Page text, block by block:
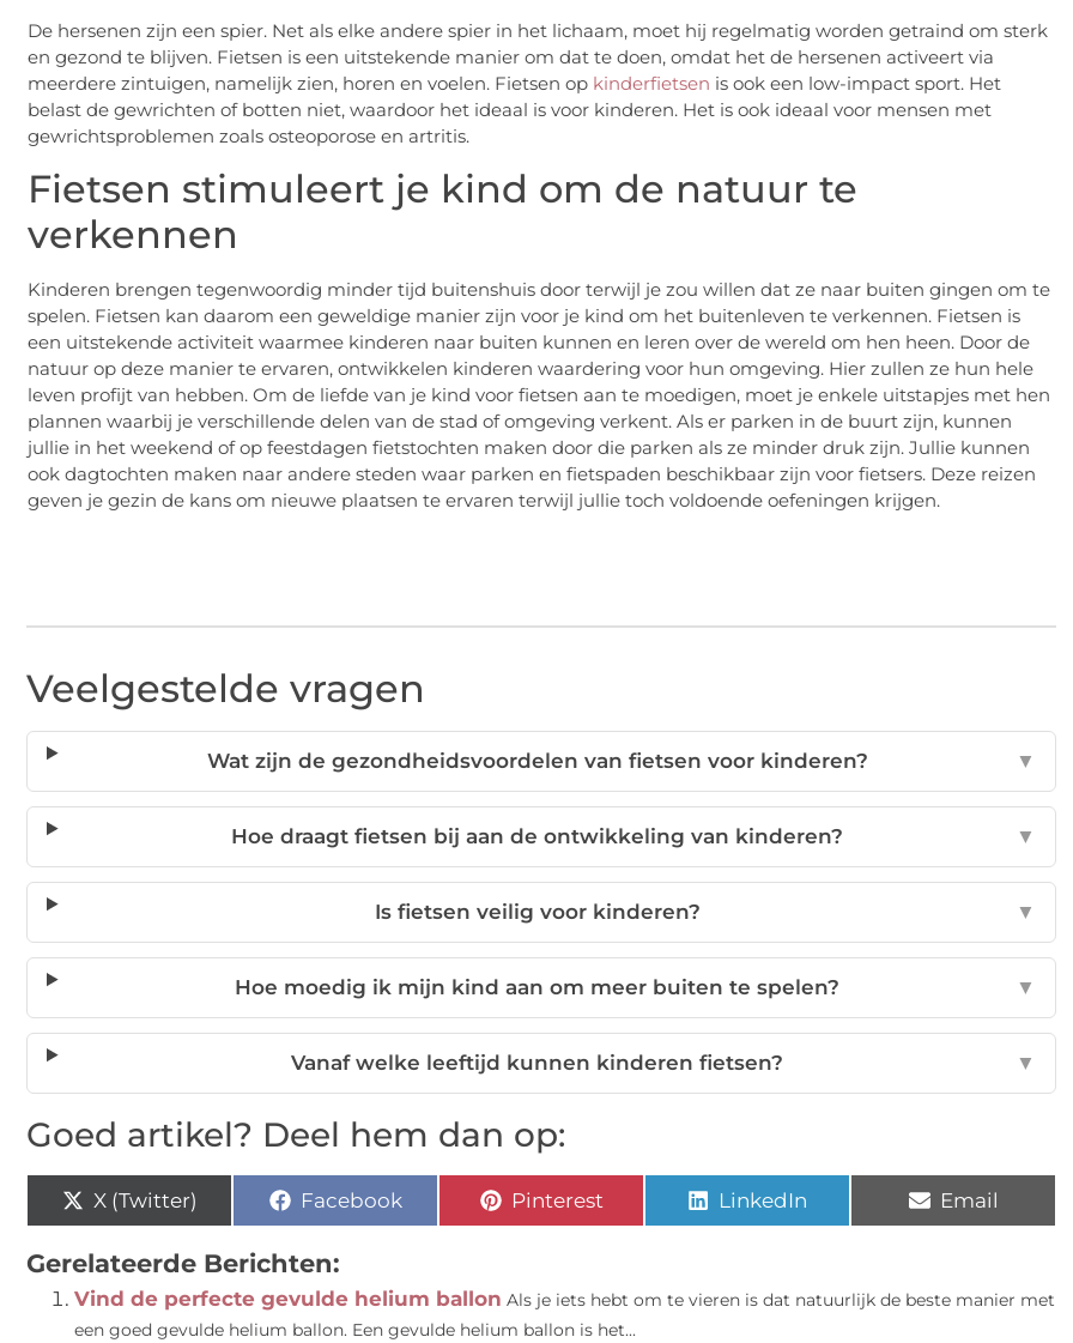
De hersenen zijn een spier. Net als elke andere spier in het lichaam, moet hij regelmatig worden getraind om sterk
en gezond te blijven. Fietsen is een uitstekende manier om dat te doen, omdat het de hersenen activeert via
meerdere zintuigen, namelijk zien, horen en voelen. Fietsen op kinderfietsen is ook een low-impact sport. Het
belast de gewrichten of botten niet, waardoor het ideaal is voor kinderen. Het is ook ideaal voor mensen met
gewrichtsproblemen zoals osteoporose en artritis.
Fietsen stimuleert je kind om de natuur te
verkennen
Kinderen brengen tegenwoordig minder tijd buitenshuis door terwijl je zou willen dat ze naar buiten gingen om te
spelen. Fietsen kan daarom een geweldige manier zijn voor je kind om het buitenleven te verkennen. Fietsen is
een uitstekende activiteit waarmee kinderen naar buiten kunnen en leren over de wereld om hen heen. Door de
natuur op deze manier te ervaren, ontwikkelen kinderen waardering voor hun omgeving. Hier zullen ze hun hele
leven profijt van hebben. Om de liefde van je kind voor fietsen aan te moedigen, moet je enkele uitstapjes met hen
plannen waarbij je verschillende delen van de stad of omgeving verkent. Als er parken in de buurt zijn, kunnen
jullie in het weekend of op feestdagen fietstochten maken door die parken als ze minder druk zijn. Jullie kunnen
ook dagtochten maken naar andere steden waar parken en fietspaden beschikbaar zijn voor fietsers. Deze reizen
geven je gezin de kans om nieuwe plaatsen te ervaren terwijl jullie toch voldoende oefeningen krijgen.
Veelgestelde vragen
Wat zijn de gezondheidsvoordelen van fietsen voor kinderen? ▼
Hoe draagt fietsen bij aan de ontwikkeling van kinderen? ▼
Is fietsen veilig voor kinderen? ▼
Hoe moedig ik mijn kind aan om meer buiten te spelen? ▼
Vanaf welke leeftijd kunnen kinderen fietsen? ▼
Goed artikel? Deel hem dan op:
X (Twitter) Facebook Pinterest LinkedIn Email
Gerelateerde Berichten:
Vind de perfecte gevulde helium ballon Als je iets hebt om te vieren is dat natuurlijk de beste manier met
een goed gevulde helium ballon. Een gevulde helium ballon is het...